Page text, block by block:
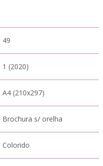
49
1 (2020)
A4 (210x297)
Brochura s/ orelha
Colorido